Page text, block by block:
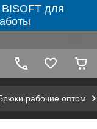
для
рабочие оптом